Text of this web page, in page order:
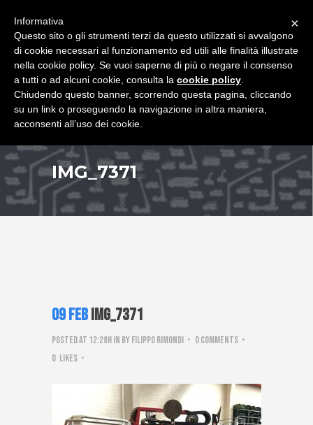
IMG_7371
09 FebIMG_7371
Posted at 12:28hin by Filippo Rimondi
0 Comments
0 Likes
×
Informativa
Questo sito o gli strumenti terzi da questo utilizzati si avvalgono
di cookie necessari al funzionamento ed utili alle finalità illustrate
nella cookie policy. Se vuoi saperne di più o negare il consenso
a tutti o ad alcuni cookie, consulta la cookie policy
Chiudendo questo banner, scorrendo questa pagina, cliccando
su un link o proseguendo la navigazione in altra maniera,
acconsenti all’uso dei cookie.